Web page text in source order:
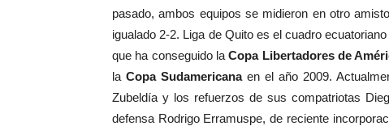
pasado, ambos equipos se midieron en otro
igualado 2-2. Liga de Quito es el cuadro
que ha conseguido laCopa Libertadores de
la Copa Sudamericanaen el año 2009.
Zubeldía y los refuerzos de sus compatriotas
defensa Rodrigo Erramuspe, de reciente